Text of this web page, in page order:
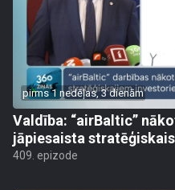
pirms 1 nedēļas, 3 dienām
Valdība: “airBaltic”
jāpiesaista
409. epizode